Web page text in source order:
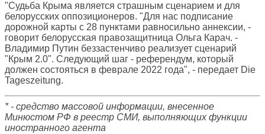
"Судьба Крыма является страшным сценарием и для
белорусских оппозиционеров. "Для нас подписание
дорожной карты с 28 пунктами равносильно аннексии, -
говорит белорусская правозащитница Ольга Карач. -
Владимир Путин беззастенчиво реализует сценарий
"Крым 2.0". Следующий шаг - референдум, который
должен состояться в феврале 2022 года", - передает Die
Tageszeitung.
* - средство массовой информации, внесенное
Минюстом РФ в реестр СМИ, выполняющих функции
иностранного агента